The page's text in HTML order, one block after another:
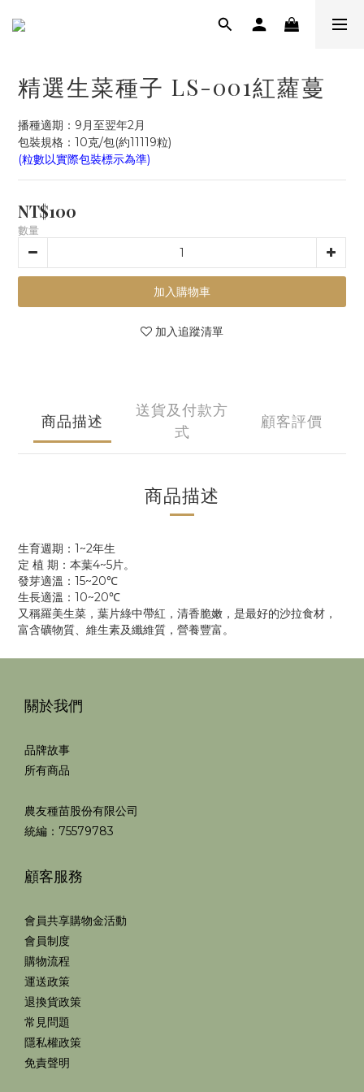
精選生菜種子 LS-001紅蘿蔓
播種適期：9月至翌年2月
包裝規格：10克/包(約11119粒)
(粒數以實際包裝標示為準)
NT$100
數量
加入購物車
加入追蹤清單
商品描述
送貨及付款方
式
顧客評價
商品描述
生育週期：1~2年生
定 植 期：本葉4~5片。
發芽適溫：15~20℃
生長適溫：10~20℃
又稱羅美生菜，葉片綠中帶紅，清香脆嫩，是最好的沙拉食材，
富含礦物質、維生素及纖維質，營養豐富。
關於我們
品牌故事
所有商品
農友種苗股份有限公司
統編：75579783
顧客服務
會員共享購物金活動
會員制度
購物流程
運送政策
退換貨政策
常見問題
隱私權政策
免責聲明